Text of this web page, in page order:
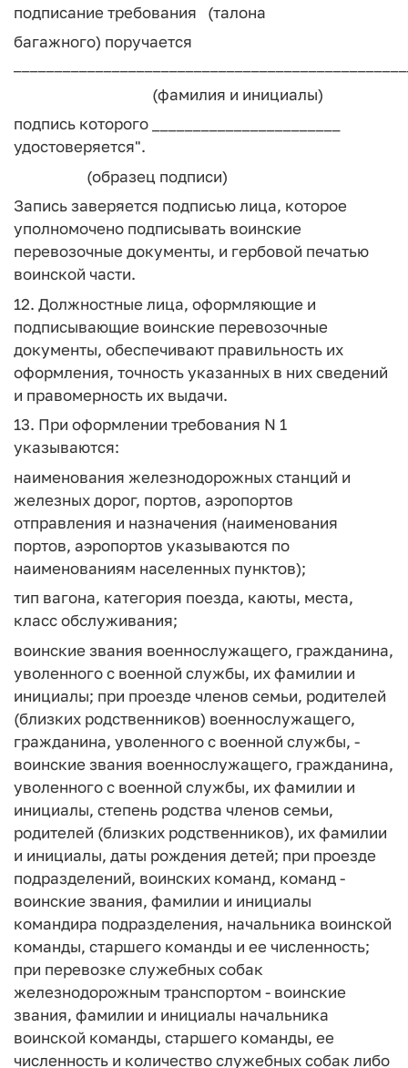
подписание требования (талона
багажного) поручается
(фамилия и инициалы)
подпись которого _______________________
удостоверяется".
(образец подписи)
Запись заверяется подписью лица, которое
уполномочено подписывать воинские
перевозочные документы, и гербовой печатью
воинской части.
12. Должностные лица, оформляющие и
подписывающие воинские перевозочные
документы, обеспечивают правильность их
оформления, точность указанных в них сведений
и правомерность их выдачи.
13. При оформлении требования N 1
указываются:
наименования железнодорожных станций и
железных дорог, портов, аэропортов
отправления и назначения (наименования
портов, аэропортов указываются по
наименованиям населенных пунктов);
тип вагона, категория поезда, каюты, места,
класс обслуживания;
воинские звания военнослужащего, гражданина,
уволенного с военной службы, их фамилии и
инициалы; при проезде членов семьи, родителей
(близких родственников) военнослужащего,
гражданина, уволенного с военной службы, -
воинские звания военнослужащего, гражданина,
уволенного с военной службы, их фамилии и
инициалы, степень родства членов семьи,
родителей (близких родственников), их фамилии
и инициалы, даты рождения детей; при проезде
подразделений, воинских команд, команд -
воинские звания, фамилии и инициалы
командира подразделения, начальника воинской
команды, старшего команды и ее численность;
при перевозке служебных собак
железнодорожным транспортом - воинские
звания, фамилии и инициалы начальника
воинской команды, старшего команды, ее
численность и количество служебных собак либо